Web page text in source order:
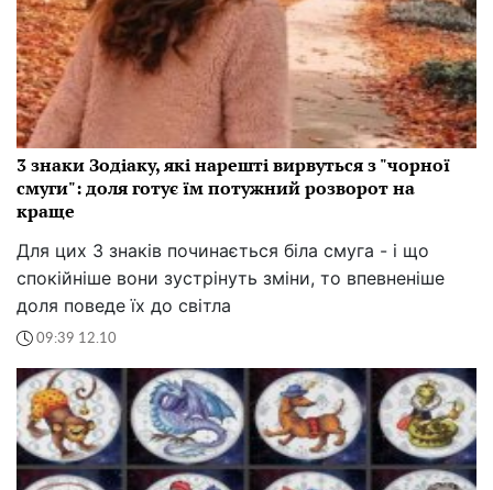
3 знаки Зодіаку, які нарешті вирвуться з "чорної
смуги": доля готує їм потужний розворот на
краще
Для цих 3 знаків починається біла смуга - і що
спокійніше вони зустрінуть зміни, то впевненіше
доля поведе їх до світла
09:39 12.10